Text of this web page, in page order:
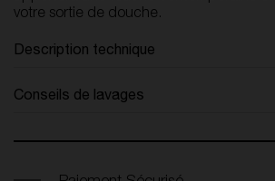
votre sortie de douche.
Description technique
Conseils de lavages